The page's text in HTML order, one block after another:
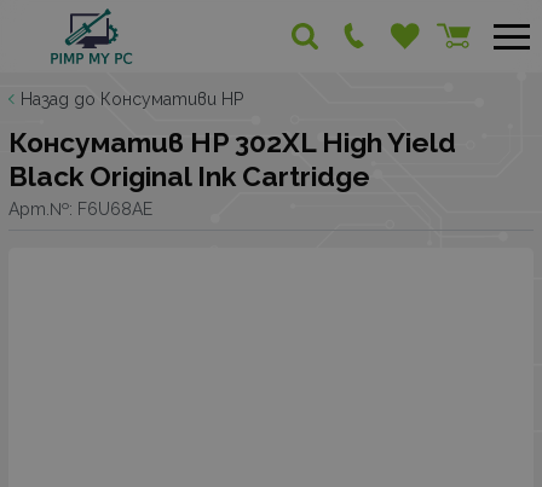
Назад до Консумативи HP
Консуматив HP 302XL High Yield
Black Original Ink Cartridge
Арт.№: F6U68AE